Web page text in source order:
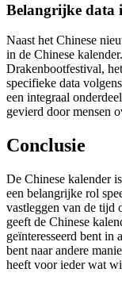
Belangrijke data
Naast het Chinese
in de Chinese
Drakenbootfestival,
specifieke data
een integraal
gevierd door mensen
Conclusie
De Chinese kalender
een belangrijke rol
vastleggen van de tijd
geeft de Chinese
geïnteresseerd bent
bent naar andere
heeft voor ieder wat